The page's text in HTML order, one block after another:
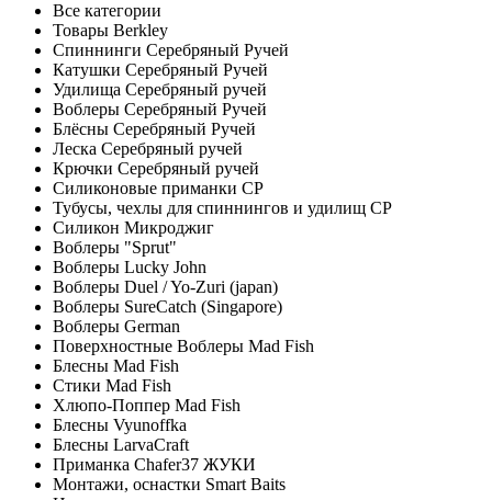
Все категории
Товары Berkley
Спиннинги Серебряный Ручей
Катушки Серебряный Ручей
Удилища Серебряный ручей
Воблеры Серебряный Ручей
Блёсны Серебряный Ручей
Леска Серебряный ручей
Крючки Серебряный ручей
Силиконовые приманки СР
Тубусы, чехлы для спиннингов и удилищ СР
Силикон Микроджиг
Воблеры "Sprut"
Воблеры Lucky John
Воблеры Duel / Yo-Zuri (japan)
Воблеры SureCatch (Singapore)
Воблеры German
Поверхностные Воблеры Mad Fish
Блесны Mad Fish
Стики Mad Fish
Хлюпо-Поппер Mad Fish
Блесны Vyunoffka
Блесны LarvaCraft
Приманка Chafer37 ЖУКИ
Монтажи, оснастки Smart Baits